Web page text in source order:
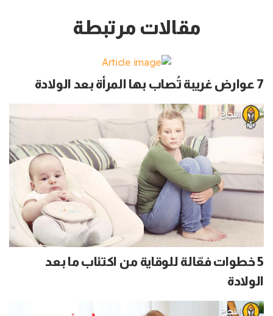
مقالات مرتبطة
7 عوارض غريبة تُصاب بها المرأة بعد الولادة
5 خطوات فعّالة للوقاية من اكتئاب ما بعد
الولادة